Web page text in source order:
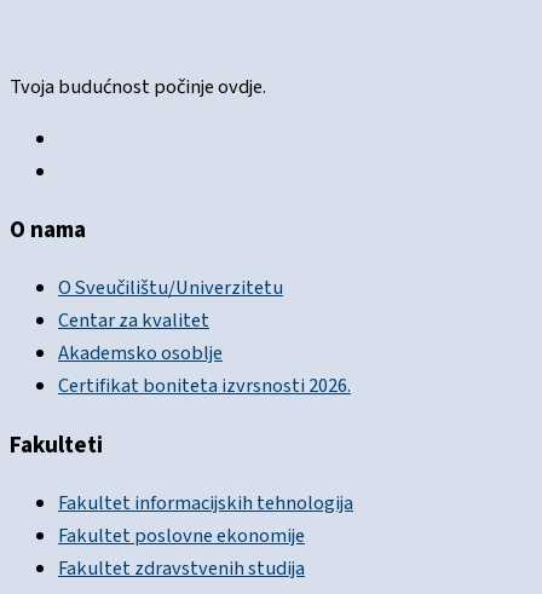
Tvoja budućnost počinje ovdje.
O nama
O Sveučilištu/Univerzitetu
Centar za kvalitet
Akademsko osoblje
Certifikat boniteta izvrsnosti 2026.
Fakulteti
Fakultet informacijskih tehnologija
Fakultet poslovne ekonomije
Fakultet zdravstvenih studija